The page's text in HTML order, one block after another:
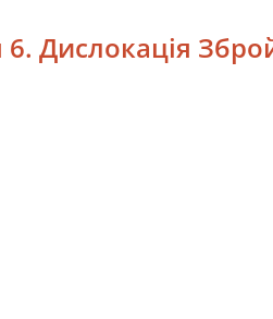
6. Дислокація